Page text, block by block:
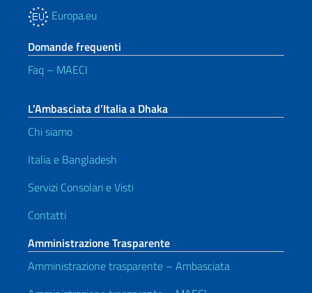
Europa.eu
Domande frequenti
Faq – MAECI
L’Ambasciata d’Italia a Dhaka
Chi siamo
Italia e Bangladesh
Servizi Consolari e Visti
Contatti
Amministrazione Trasparente
Amministrazione trasparente – Ambasciata